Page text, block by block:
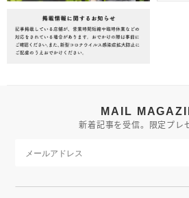
MAIL
新着記事を受信。限定プレ